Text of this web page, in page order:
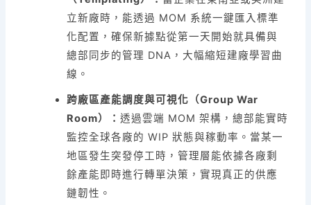
立新廠時，能透過 MOM 系統一鍵匯入標準
化配置，確保新據點從第一天開始就具備與
總部同步的管理 DNA，大幅縮短建廠學習曲
線。
跨廠區產能調度與可視化（Group War
Room）：透過雲端 MOM 架構，總部能實時
監控全球各廠的 WIP 狀態與稼動率。當某一
地區發生突發停工時，管理層能依據各廠剩
餘產能即時進行轉單決策，實現真正的供應
鏈韌性。